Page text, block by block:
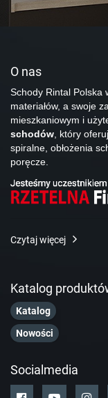
O nas
Schody Rintal Polska
materiałów, a swoje
mieszkaniowym i
schodów, który
spiralne, obłożenia
poręcze.
Czytaj więcej
Katalog
Katalog
Nowości
Socialmedia